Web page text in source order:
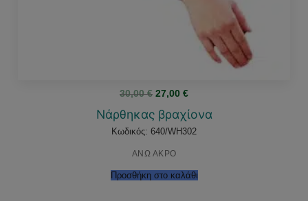
30,00€ Original
was:
30,00 €.
27,00 €Η
τιμή
είναι:
27,00 €.
Νάρθηκας βραχίονα
Κωδικός: 640/WH302
ΑΝΩ ΑΚΡΟ
Προσθήκη στο καλάθι